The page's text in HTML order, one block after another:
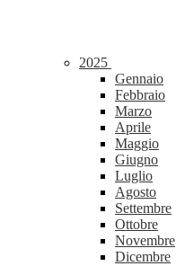
2025
Gennaio
Febbraio
Marzo
Aprile
Maggio
Giugno
Luglio
Agosto
Settembre
Ottobre
Novembre
Dicembre